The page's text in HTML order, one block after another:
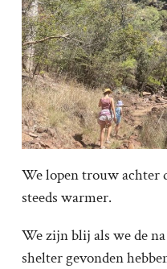
We lopen trouw achter
steeds warmer.
We zijn blij als we de
shelter gevonden